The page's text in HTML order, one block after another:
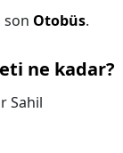
son Otobüs.
ne kadar?
Sahil